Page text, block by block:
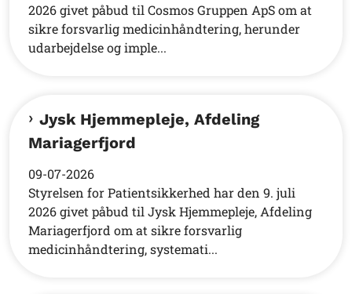
2026 givet påbud til Cosmos Gruppen ApS om at
sikre forsvarlig medicinhåndtering, herunder
udarbejdelse og imple...
Jysk Hjemmepleje, Afdeling
Mariagerfjord
09-07-2026
Styrelsen for Patientsikkerhed har den 9. juli
2026 givet påbud til Jysk Hjemmepleje, Afdeling
Mariagerfjord om at sikre forsvarlig
medicinhåndtering, systemati...